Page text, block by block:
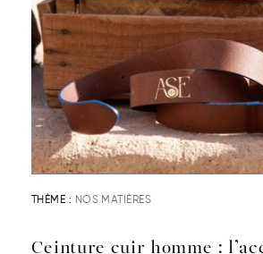
THÈME : NOS MATIÈRES
Ceinture cuir homme :